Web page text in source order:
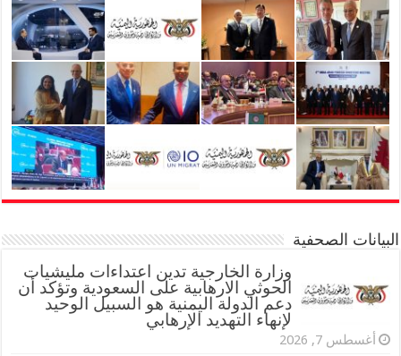
البيانات الصحفية
وزارة الخارجية تدين اعتداءات مليشيات
الحوثي الارهابية على السعودية وتؤكد أن
دعم الدولة اليمنية هو السبيل الوحيد
لإنهاء التهديد الإرهابي
أغسطس 7, 2026